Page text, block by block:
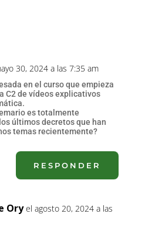
30, 2024 a las 7:35 am
en el curso que empieza
C2 de vídeos explicativos
es totalmente
últimos decretos que han
temas recientemente?
RESPONDER
Ory el agosto 20, 2024 a las